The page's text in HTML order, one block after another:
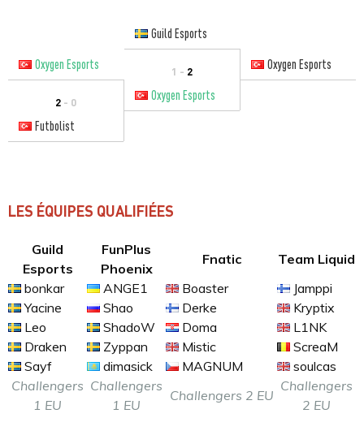
Guild Esports
Oxygen Esports
1 - 2 Oxygen Esports
2 - 0
Oxygen Esports
Futbolist
LES ÉQUIPES QUALIFIÉES
Guild
Esports
FunPlus
Phoenix
Fnatic
Team Liquid
bonkar
ANGE1 Boaster
Jamppi
Yacine
Shao Derke
Kryptix
Leo
ShadoW Doma
L1NK
Draken
Zyppan Mistic
ScreaM
Sayf
dimasick MAGNUM
soulcas
Challengers
1 EU
Challengers
1 EU
Challengers 2 EU
Challengers
2 EU